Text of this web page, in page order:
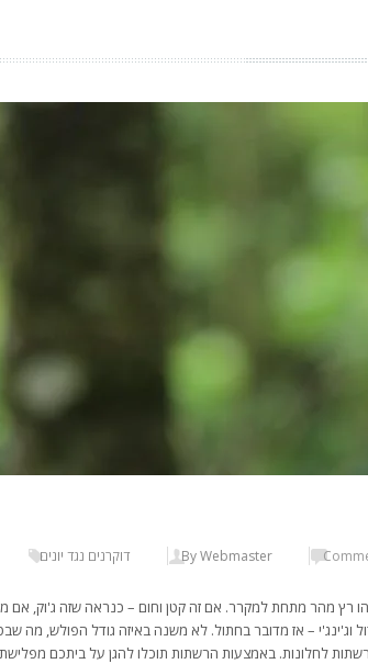
By Webmaster דוקרנים נגד יונים
רץ מהר מתחת למקרר. אם זה קטן וחום – כנראה שזה ג'וק, אם
וג'ינג'י – אז מדובר בחתול. לא משנה באיזה גודל הפולש, מה
לחלונות. באמצעות הרשתות תוכלו להגן על ביתכם מפלישת